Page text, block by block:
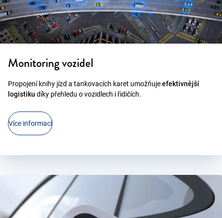
Monitoring vozidel
Propojení knihy jízd a tankovacích karet umožňujeefektivnější
logistiku díky přehledu o vozidlech i řidičích.
Více informací